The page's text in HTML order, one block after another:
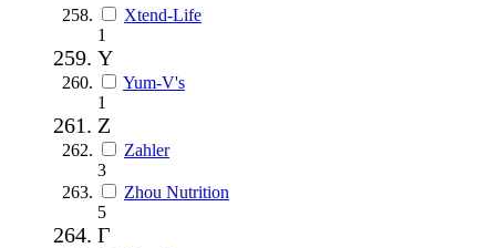
Xtend-Life
1
Y
Yum-V's
1
Z
Zahler
3
Zhou Nutrition
5
Г